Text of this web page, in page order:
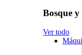
Bosque
Ver todo